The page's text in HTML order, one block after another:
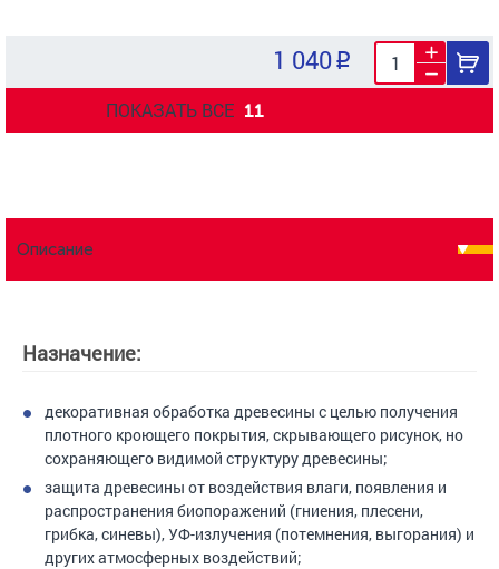
1 040
ПОКАЗАТЬ ВСЕ 11
Описание
Назначение:
декоративная обработка древесины с целью получения
плотного кроющего покрытия, скрывающего рисунок, но
сохраняющего видимой структуру древесины;
защита древесины от воздействия влаги, появления и
распространения биопоражений (гниения, плесени,
грибка, синевы), УФ-излучения (потемнения, выгорания) и
других атмосферных воздействий;